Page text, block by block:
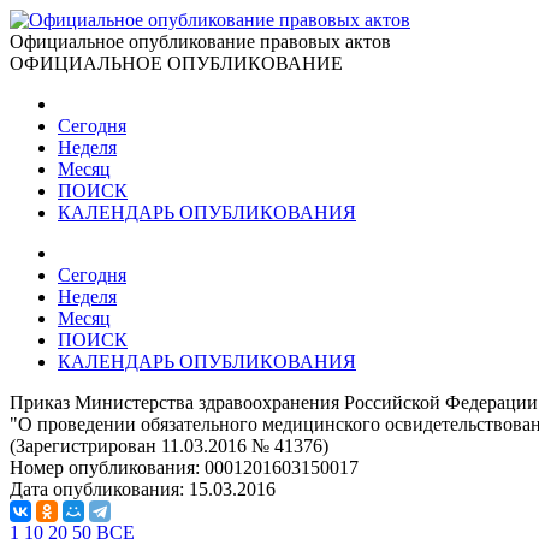
Официальное опубликование правовых актов
ОФИЦИАЛЬНОЕ ОПУБЛИКОВАНИЕ
Сегодня
Неделя
Месяц
ПОИСК
КАЛЕНДАРЬ ОПУБЛИКОВАНИЯ
Сегодня
Неделя
Месяц
ПОИСК
КАЛЕНДАРЬ ОПУБЛИКОВАНИЯ
Приказ Министерства здравоохранения Российской
"О проведении обязательного медицинского
(Зарегистрирован 11.03.2016 № 41376)
Номер опубликования: 0001201603150017
Дата опубликования: 15.03.2016
1 10 20 50 ВСЕ